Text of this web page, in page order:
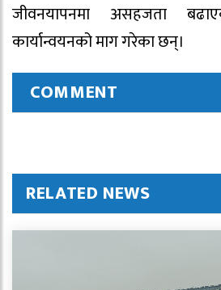
जीवनयापनमा असहजता
कार्यान्वयनको माग गरेका छन्।
COMMENT
RELATED NEWS